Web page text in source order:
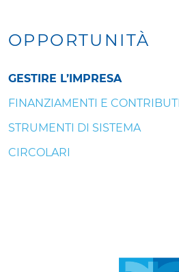
OPPORTUNITÀ
GESTIRE L’IMPRESA
FINANZIAMENTI E CONTRIBUTI
STRUMENTI DI SISTEMA
CIRCOLARI